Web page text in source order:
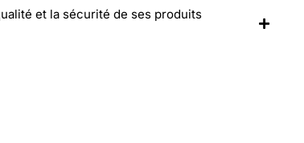
et la sécurité de ses produits